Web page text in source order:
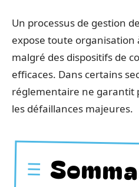
Un processus de gestion
expose toute organisation
malgré des dispositifs de
efficaces. Dans certains
réglementaire ne garantit
les défaillances majeures.